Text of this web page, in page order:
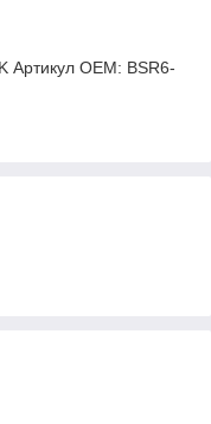
Артикул OEM: BSR6-